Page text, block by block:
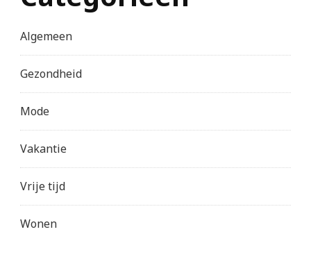
Algemeen
Gezondheid
Mode
Vakantie
Vrije tijd
Wonen